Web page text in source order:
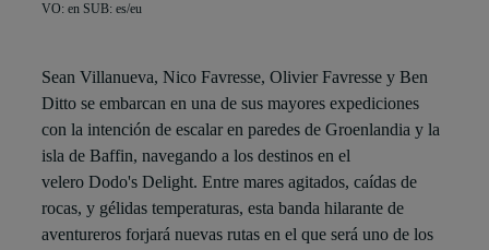
VO: en SUB: es/eu
Sean Villanueva, Nico Favresse, Olivier Favresse y Ben
Ditto se embarcan en una de sus mayores expediciones
con la intención de escalar en paredes de Groenlandia y la
isla de Baffin, navegando a los destinos en el
velero Dodo's Delight. Entre mares agitados, caídas de
rocas, y gélidas temperaturas, esta banda hilarante de
aventureros forjará nuevas rutas en el que será uno de los